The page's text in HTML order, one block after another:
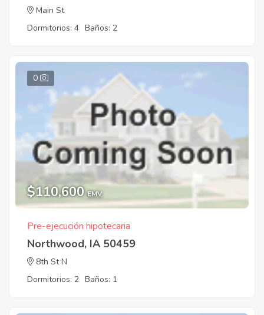
Main St
Dormitorios: 4 Baños: 2
0
$110,600 EMV
Pre-ejecución hipotecaria
Northwood, IA 50459
8th St N
Dormitorios: 2 Baños: 1